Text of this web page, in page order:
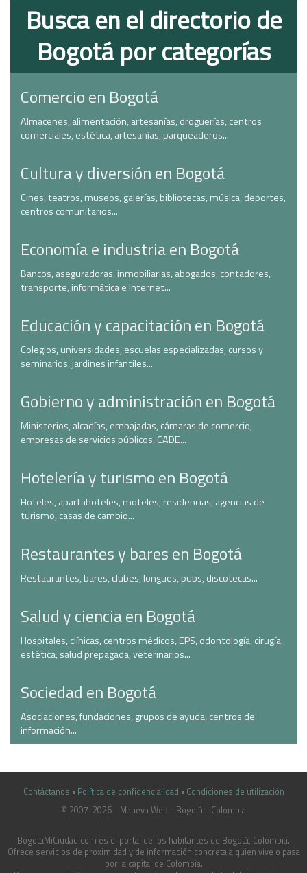
Busca en el directorio de
Bogotá por categorías
Comercio en Bogotá
Almacenes, alimentación, artesanías, droguerías, centros
comerciales, estética, artesanías, parqueaderos...
Cultura y diversión en Bogotá
Cines, teatros, museos, galerías, bibliotecas, música, deportes,
centros comunitarios...
Economía e industria en Bogotá
Bancos, aseguradoras, inmobiliarias, abogados, contadores,
transporte, informática e Internet...
Educación y capacitación en Bogotá
Colegios, universidades, escuelas especializadas, cursos y
seminarios, jardines infantiles...
Gobierno y administración en Bogotá
Ministerios, alcadías, embajadas, cámaras de comercio,
empresas de servicios públicos, CADE...
Hotelería y turismo en Bogotá
Hoteles, apartahoteles, moteles, residencias, agencias de
turismo, casas de cambio...
Restaurantes y bares en Bogotá
Restaurantes, bares, clubes, longues, pubs, discotecas...
Salud y ciencia en Bogotá
Hospitales, clínicas, centros médicos, EPS, odontología, cirugía
estética, salud prepagada, veterinarios...
Sociedad en Bogotá
Asociaciones, fundaciones, grupos de ayuda, centros de
información...
Contáctanos • Política de confidencialidad • Condiciones de utilización
© 2007-2026 - Maneva Web - Bogotá - Colombia
casinoluck.ca
BogotaMiCiudad.com es el portal de los habitantes de Bogotá, Colombia.
Ofrece servicios de proximidad y de información concreta a quien vive o pasa
por la capital de Colombia.